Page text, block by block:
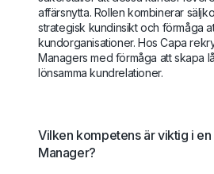
affärsnytta. Rollen kombinerar
strategisk kundinsikt och förmåga
kundorganisationer. Hos Capa
Managers med förmåga att skapa
lönsamma kundrelationer.
Vilken kompetens är viktig i
Manager?